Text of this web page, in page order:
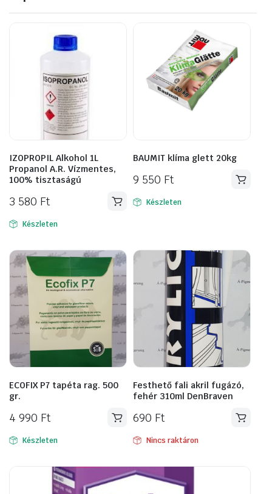
IZOPROPIL Alkohol 1L
Propanol A.R. Vízmentes,
100% tisztaságú
3 580 Ft
Készleten
BAUMIT klíma glett 20kg
9 550 Ft
Készleten
ECOFIX P7 tapéta rag. 500
gr.
4 990 Ft
Készleten
Festhető fali akril fugázó,
fehér 310ml DenBraven
690 Ft
Nincs raktáron